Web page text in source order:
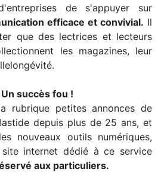
de s'appuyer sur
efficace et convivial. Il
que des lectrices et lecteurs
les magazines, leur
succès fou !
rubrique petites annonces de
depuis plus de 25 ans, et
nouveaux outils numériques,
internet dédié à ce service
aux particuliers.